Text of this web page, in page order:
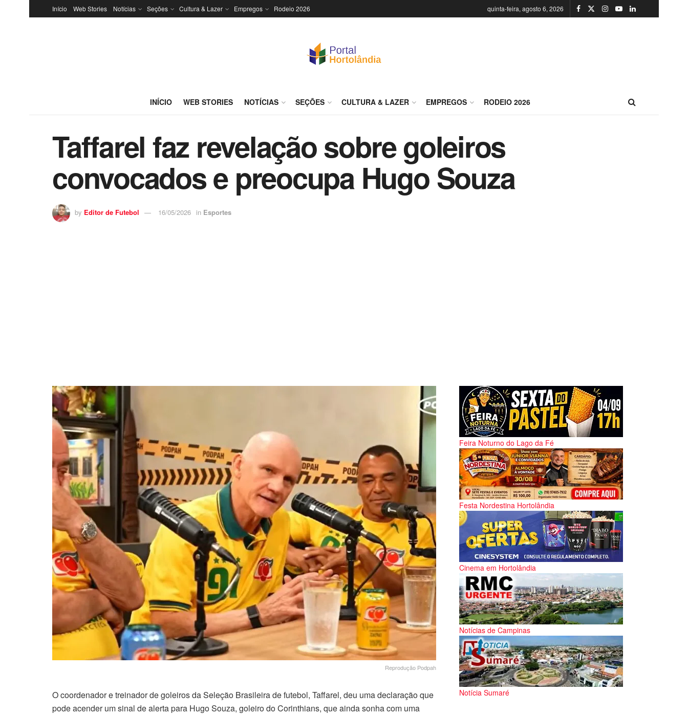
Início Web Stories Notícias Seções Cultura & Lazer Empregos Rodeio 2026 quinta-feira, agosto 6, 2026
INÍCIO WEB STORIES NOTÍCIAS SEÇÕES CULTURA & LAZER EMPREGOS RODEIO 2026
Taffarel faz revelação sobre goleiros
convocados e preocupa Hugo Souza
by Editor de Futebol 16/05/2026 in Esportes
Reprodução Podpah
O coordenador e treinador de goleiros da Seleção Brasileira de futebol, Taffarel, deu uma declaração que
pode acender um sinal de alerta para Hugo Souza, goleiro do Corinthians, que ainda sonha com uma
Feira Noturno do Lago da Fé
Festa Nordestina Hortolândia
Cinema em Hortolândia
Notícias de Campinas
Notícia Sumaré